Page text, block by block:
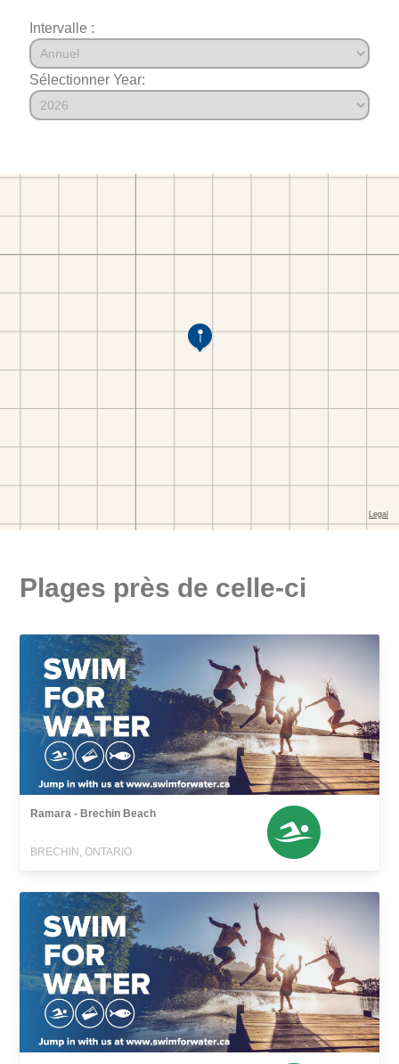
Intervalle :
Sélectionner Year:
Plages près de celle-ci
Ramara - Brechin Beach
BRECHIN, ONTARIO